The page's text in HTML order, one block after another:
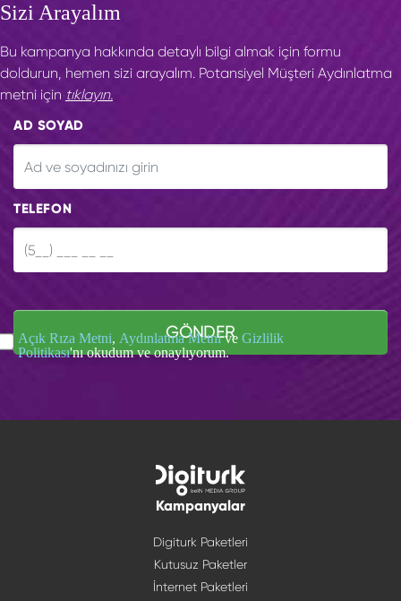
Sizi Arayalım
Bu kampanya hakkında detaylı bilgi almak için formu
doldurun, hemen sizi arayalım. Potansiyel Müşteri Aydınlatma
metni için tıklayın.
AD SOYAD
TELEFON
GÖNDER
Açık Rıza Metni, Aydınlatma Metnive Gizlilik
Politikası'nı okudum ve onaylıyorum.
Kampanyalar
Digiturk Paketleri
Kutusuz Paketler
İnternet Paketleri